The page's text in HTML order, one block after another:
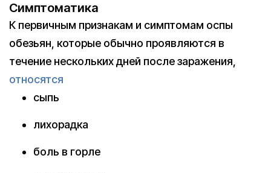
Симптоматика
К первичным признакам и симптомам оспы
обезьян, которые обычно проявляются в
течение нескольких дней после заражения,
относятся
сыпь
лихорадка
боль в горле